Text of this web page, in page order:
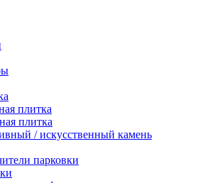
плитка
плитка
/ искусственный камень
парковки